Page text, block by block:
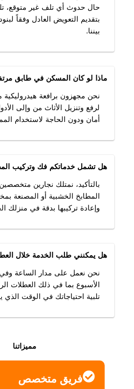
حال حدوث أي تلف غير متوقع،
بتقديم التعويض العادل وفقاً
بيننا.
ماذا لو كان المسكن في طابق
نحن مجهزون برافعة
لرفع وتنزيل الأثاث من وإلى
أمان ودون الحاجة لاستخدام
هل تشمل خدماتكم فك وتركيب
بالتأكيد، نمتلك نجارين
المطابخ الخشبية أو المصنعة
وإعادة تركيبها بدقة في منزلك
هل يمكنني طلب الخدمة خلال
نحن نعمل على مدار الساعة وفي
الأسبوع بما في ذلك العطلات
تلبية احتياجاتك في الوقت الذي
مميزاتنا
فريق متخصص